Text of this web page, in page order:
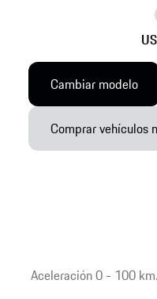
Cambiar modelo
Comprar vehículos
Aceleración 0 - 100